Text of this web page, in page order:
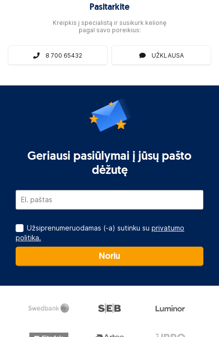
Pasitarkite
Kreipkis į specialistą ir susikurk kelionę
pagal savo poreikius:
8 700 65432 UŽKLAUSA
Geriausi pasiūlymai į jūsų pašto
dėžutę
Užsiprenumeruodamas (-a) sutinku su privatumo
politika.
Noriu